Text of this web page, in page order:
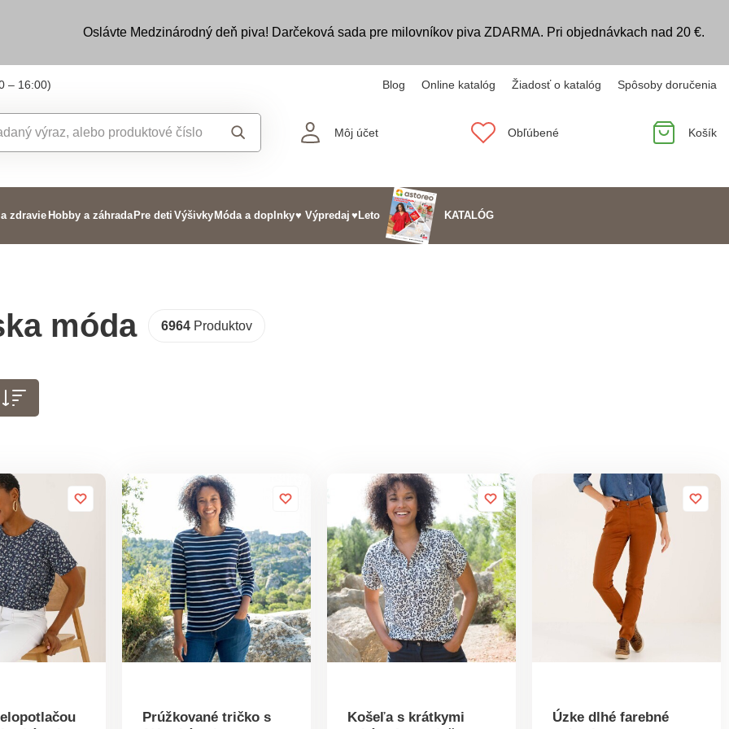
Oslávte Medzinárodný deň piva! Darčeková sada pre milovníkov piva ZDARMA. Pri objednávkach nad 20 €.
– 16:00) Blog Online katalóg Žiadosť o katalóg Spôsoby doručenia
Môj účet Obľúbené Košík
zdravie Hobby a záhrada Pre deti Výšivky Móda a doplnky♥ Výpredaj ♥Leto KATALÓG
móda 6964 Produktov
Prúžkované tričko s
Košeľa s krátkymi
Úzke dlhé farebné